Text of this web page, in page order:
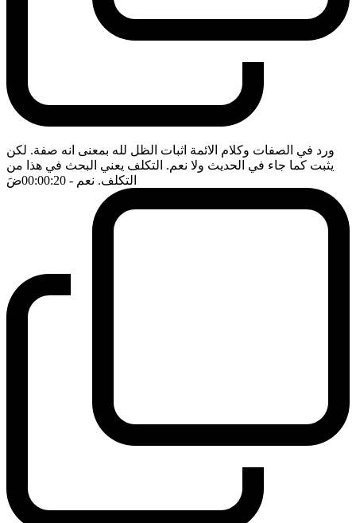
ورد في الصفات وكلام الائمة اثبات الظل لله بمعنى انه صفة. لكن
يثبت كما جاء في الحديث ولا نعم. التكلف يعني البحث في هذا من
التكلف. نعم - 00:00:20 ضَ